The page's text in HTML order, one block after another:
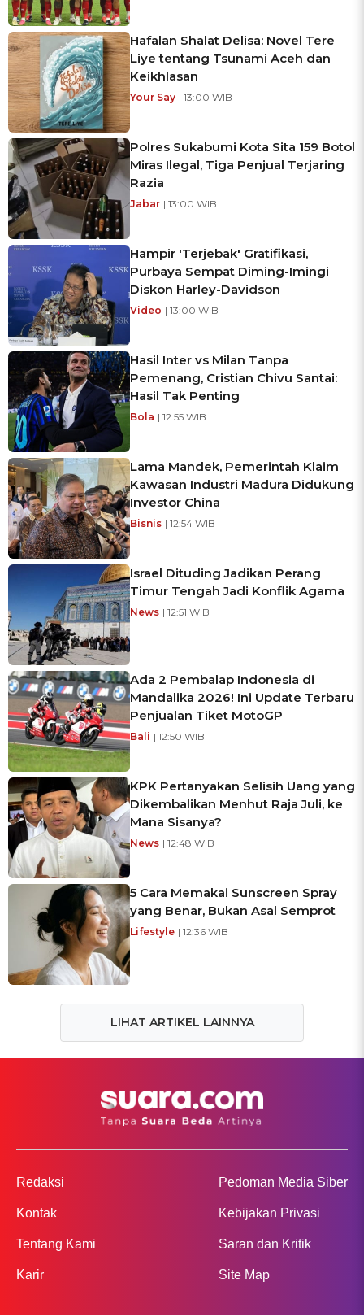
Hafalan Shalat Delisa: Novel Tere
Liye tentang Tsunami Aceh dan
Keikhlasan
Your Say | 13:00 WIB
Polres Sukabumi Kota Sita 159 Botol
Miras Ilegal, Tiga Penjual Terjaring
Razia
Jabar | 13:00 WIB
Hampir 'Terjebak' Gratifikasi,
Purbaya Sempat Diming-Imingi
Diskon Harley-Davidson
Video | 13:00 WIB
Hasil Inter vs Milan Tanpa
Pemenang, Cristian Chivu Santai:
Hasil Tak Penting
Bola | 12:55 WIB
Lama Mandek, Pemerintah Klaim
Kawasan Industri Madura Didukung
Investor China
Bisnis | 12:54 WIB
Israel Dituding Jadikan Perang
Timur Tengah Jadi Konflik Agama
News | 12:51 WIB
Ada 2 Pembalap Indonesia di
Mandalika 2026! Ini Update Terbaru
Penjualan Tiket MotoGP
Bali | 12:50 WIB
KPK Pertanyakan Selisih Uang yang
Dikembalikan Menhut Raja Juli, ke
Mana Sisanya?
News | 12:48 WIB
5 Cara Memakai Sunscreen Spray
yang Benar, Bukan Asal Semprot
Lifestyle | 12:36 WIB
LIHAT ARTIKEL LAINNYA
Redaksi
Kontak
Tentang Kami
Karir
Pedoman Media Siber
Kebijakan Privasi
Saran dan Kritik
Site Map